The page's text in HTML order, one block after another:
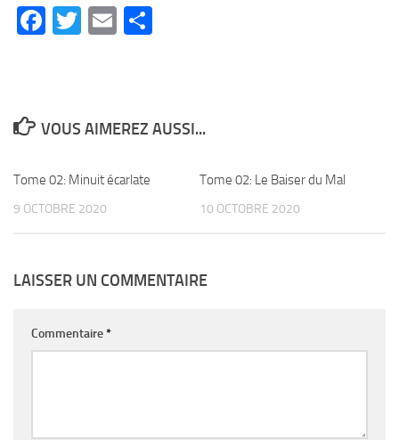
Facebook
Twitter
Email
VOUS AIMEREZ AUSSI...
Tome 02: Minuit écarlate
9 OCTOBRE 2020
Tome 02: Le Baiser du Mal
10 OCTOBRE 2020
LAISSER UN COMMENTAIRE
Commentaire*